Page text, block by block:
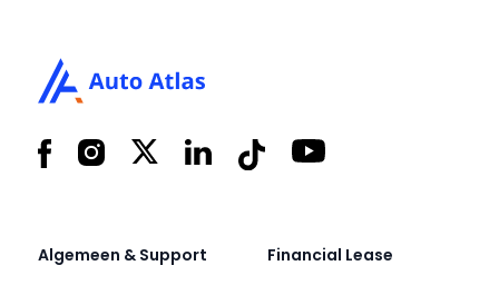
FacebookInstagram
X LinkedInTiktok YouTube
Algemeen & Support Financial Lease